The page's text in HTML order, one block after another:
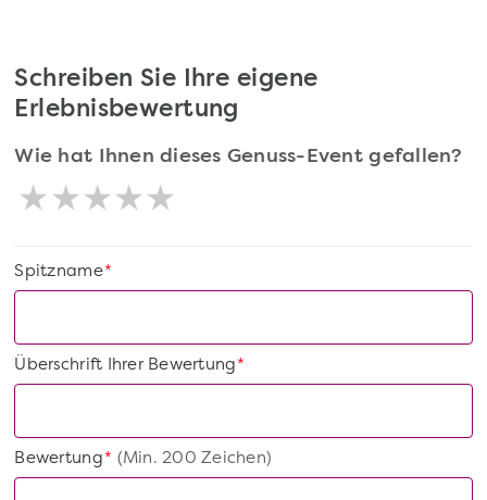
Schreiben Sie Ihre eigene
Erlebnisbewertung
Wie hat Ihnen dieses Genuss-Event gefallen?
*
Spitzname
*
Überschrift Ihrer Bewertung
*
Bewertung(Min. 200 Zeichen)